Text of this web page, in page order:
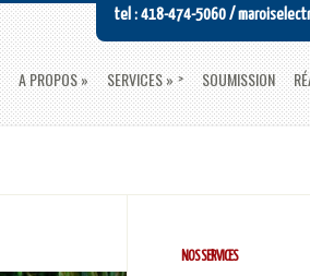
tel : 418-474-5060 /
A PROPOS SERVICES SOUMISSION
NOS SERVICES